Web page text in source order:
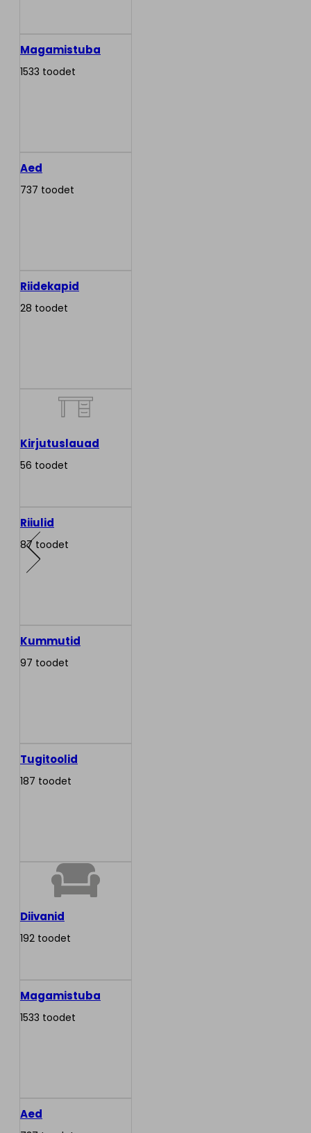
Magamistuba
1533 toodet
Aed
737 toodet
Riidekapid
28 toodet
Kirjutuslauad
56 toodet
Riiulid
87 toodet
Kummutid
97 toodet
Tugitoolid
187 toodet
Diivanid
192 toodet
Magamistuba
1533 toodet
Aed